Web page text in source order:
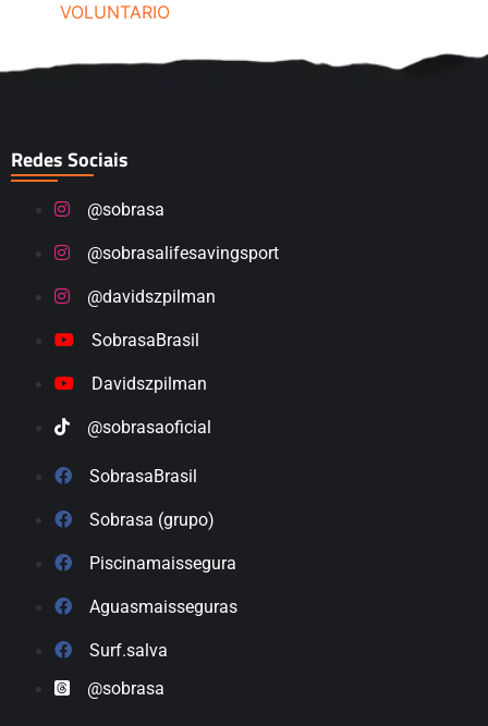
VOLUNTARIO
Redes Sociais
@sobrasa
@sobrasalifesavingsport
@davidszpilman
SobrasaBrasil
Davidszpilman
@sobrasaoficial
SobrasaBrasil
Sobrasa (grupo)
Piscinamaissegura
Aguasmaisseguras
Surf.salva
@sobrasa